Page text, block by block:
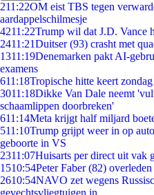
211:22OM eist TBS tegen
aardappelschilmesje
4211:22Trump wil dat J.D. Vance
2411:21Duitser (93) crasht met
1311:19Denemarken pakt AI-
examens
611:18Tropische hitte keert
3011:18Dikke Van Dale neemt
schaamlippen doorbreken'
611:14Meta krijgt half miljard
511:10Trump grijpt weer in op
geboorte in VS
2311:07Huisarts per direct uit vak
1510:54Peter Faber (82) overleden
2610:54NAVO zet wegens
gevechtsvliegtuigen in